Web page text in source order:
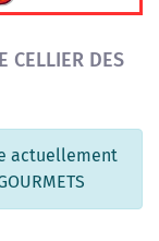
CELLIER DES
actuellement